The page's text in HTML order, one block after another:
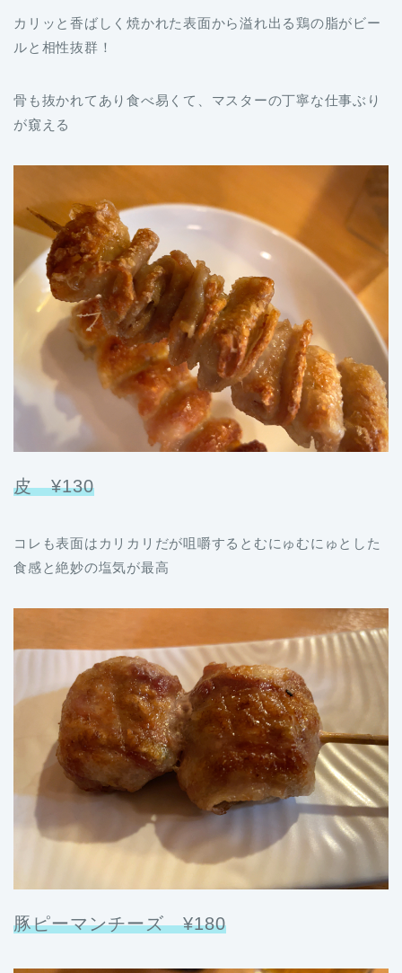
カリッと香ばしく焼かれた表面から溢れ出る鶏の脂がビー
ルと相性抜群！
骨も抜かれてあり食べ易くて、マスターの丁寧な仕事ぶり
が窺える
皮 ¥130
コレも表面はカリカリだが咀嚼するとむにゅむにゅとした
食感と絶妙の塩気が最高
豚ピーマンチーズ ¥180